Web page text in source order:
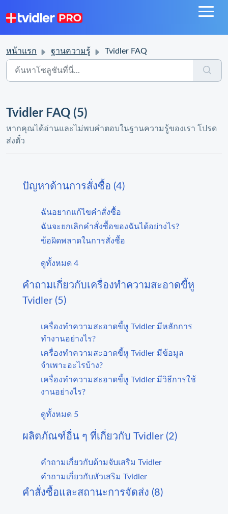
หน้าแรก ฐานความรู้ Tvidler FAQ
Tvidler FAQ (5)
หากคุณได้อ่านและไม่พบคำตอบในฐานความรู้ของเรา โปรด
ส่งตั๋ว
ปัญหาด้านการสั่งซื้อ (4)
ฉันอยากแก้ไขคำสั่งซื้อ
ฉันจะยกเลิกคำสั่งซื้อของฉันได้อย่างไร?
ข้อผิดพลาดในการสั่งซื้อ
ดูทั้งหมด 4
คำถามเกี่ยวกับเครื่องทำความสะอาดขี้หู
Tvidler (5)
เครื่องทำความสะอาดขี้หู Tvidler มีหลักการ
ทำงานอย่างไร?
เครื่องทำความสะอาดขี้หู Tvidler มีข้อมูล
จำเพาะอะไรบ้าง?
เครื่องทำความสะอาดขี้หู Tvidler มีวิธีการใช้
งานอย่างไร?
ดูทั้งหมด 5
ผลิตภัณฑ์อื่น ๆ ที่เกี่ยวกับ Tvidler (2)
คำถามเกี่ยวกับด้ามจับเสริม Tvidler
คำถามเกี่ยวกับหัวเสริม Tvidler
คำสั่งซื้อและสถานะการจัดส่ง (8)